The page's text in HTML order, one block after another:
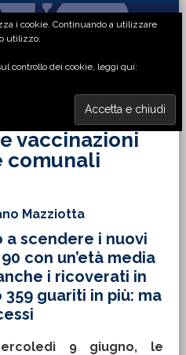
vaccinazioni
comunali
Mazziotta
scendere i nuovi
con un’età media
i ricoverati in
guariti in più: ma
9 giugno, le
i cookie. Continuando a utilizzare
utilizzo.
controllo dei cookie, leggi qui: